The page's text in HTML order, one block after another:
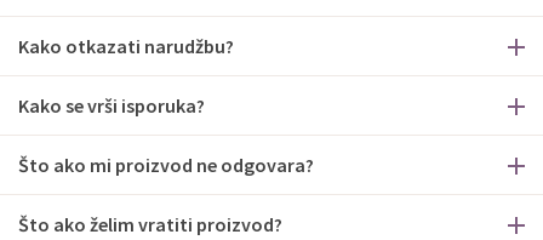
Kako otkazati narudžbu?
Kako se vrši isporuka?
Što ako mi proizvod ne odgovara?
Što ako želim vratiti proizvod?